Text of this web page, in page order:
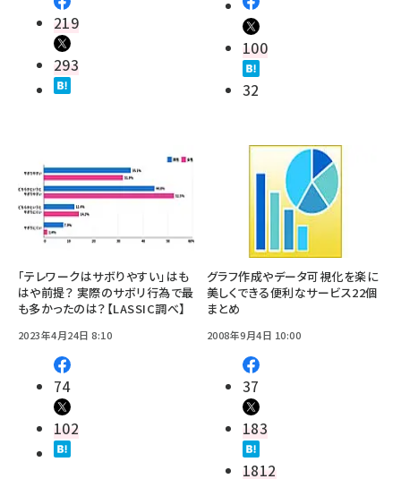
219
293
100
32
「テレワークはサボりやすい」はも
はや前提？ 実際のサボリ行為で最
も多かったのは？【LASSIC調べ】
2023年4月24日 8:10
74
102
グラフ作成やデータ可視化を楽に
美しくできる便利なサービス22個
まとめ
2008年9月4日 10:00
37
183
1812